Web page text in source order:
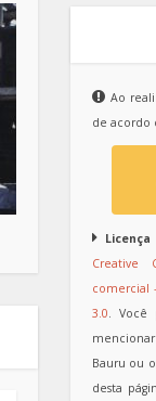
Ao
de acordo
Creative
comercial
3.0. Você
Bauru ou
desta